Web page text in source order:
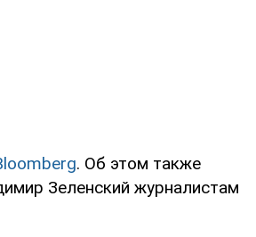
. Об этом также
Зеленский журналистам